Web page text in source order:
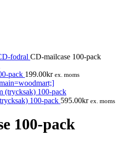
fodral CD-mailcase 100-pack
pack 199.00kr ex. moms
100-pack 595.00kr ex. moms
100-pack